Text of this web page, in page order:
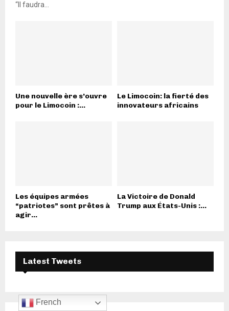
“Il faudra...
Une nouvelle ère s’ouvre
pour le Limocoin :...
Le Limocoin: la fierté des
innovateurs africains
Les équipes armées
“patriotes” sont prêtes à
agir...
La Victoire de Donald
Trump aux États-Unis :...
Latest Tweets
French